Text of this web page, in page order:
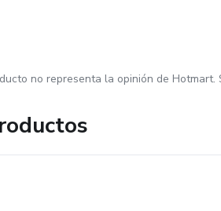
no representa la opinión de Hotmart.